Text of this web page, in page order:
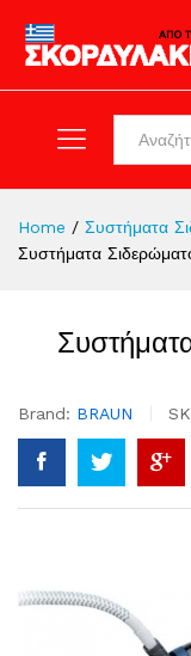
Home / Συστήματα
Συστήματα
Brand: BRAUN